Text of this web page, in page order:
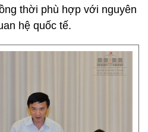
thời phù hợp với nguyên
hệ quốc tế.